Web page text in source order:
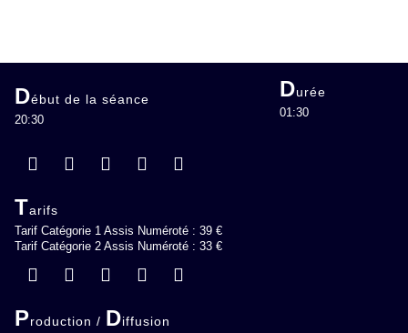
Début de la séance
20:30
Durée
01:30
Tarifs
Tarif Catégorie 1 Assis Numéroté : 39 €
Tarif Catégorie 2 Assis Numéroté : 33 €
Production / Diffusion